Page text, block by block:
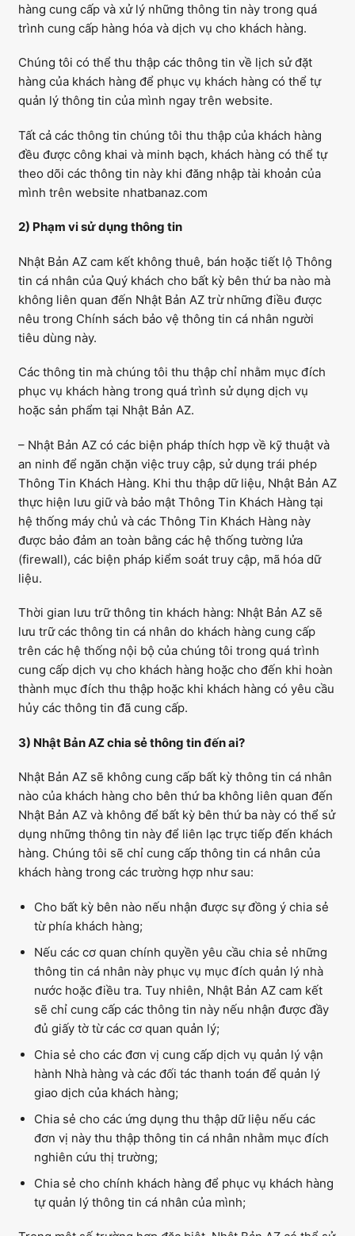
hàng cung cấp và xử lý những thông tin này trong quá
trình cung cấp hàng hóa và dịch vụ cho khách hàng.
Chúng tôi có thể thu thập các thông tin về lịch sử đặt
hàng của khách hàng để phục vụ khách hàng có thể tự
quản lý thông tin của mình ngay trên website.
Tất cả các thông tin chúng tôi thu thập của khách hàng
đều được công khai và minh bạch, khách hàng có thể tự
theo dõi các thông tin này khi đăng nhập tài khoản của
mình trên website nhatbanaz.com
2) Phạm vi sử dụng thông tin
Nhật Bản AZ cam kết không thuê, bán hoặc tiết lộ Thông
tin cá nhân của Quý khách cho bất kỳ bên thứ ba nào mà
không liên quan đến Nhật Bản AZ trừ những điều được
nêu trong Chính sách bảo vệ thông tin cá nhân người
tiêu dùng này.
Các thông tin mà chúng tôi thu thập chỉ nhằm mục đích
phục vụ khách hàng trong quá trình sử dụng dịch vụ
hoặc sản phẩm tại Nhật Bản AZ.
– Nhật Bản AZ có các biện pháp thích hợp về kỹ thuật và
an ninh để ngăn chặn việc truy cập, sử dụng trái phép
Thông Tin Khách Hàng. Khi thu thập dữ liệu, Nhật Bản AZ
thực hiện lưu giữ và bảo mật Thông Tin Khách Hàng tại
hệ thống máy chủ và các Thông Tin Khách Hàng này
được bảo đảm an toàn bằng các hệ thống tường lửa
(firewall), các biện pháp kiểm soát truy cập, mã hóa dữ
liệu.
Thời gian lưu trữ thông tin khách hàng: Nhật Bản AZ sẽ
lưu trữ các thông tin cá nhân do khách hàng cung cấp
trên các hệ thống nội bộ của chúng tôi trong quá trình
cung cấp dịch vụ cho khách hàng hoặc cho đến khi hoàn
thành mục đích thu thập hoặc khi khách hàng có yêu cầu
hủy các thông tin đã cung cấp.
3) Nhật Bản AZ chia sẻ thông tin đến ai?
Nhật Bản AZ sẽ không cung cấp bất kỳ thông tin cá nhân
nào của khách hàng cho bên thứ ba không liên quan đến
Nhật Bản AZ và không để bất kỳ bên thứ ba này có thể sử
dụng những thông tin này để liên lạc trực tiếp đến khách
hàng. Chúng tôi sẽ chỉ cung cấp thông tin cá nhân của
khách hàng trong các trường hợp như sau:
Cho bất kỳ bên nào nếu nhận được sự đồng ý chia sẻ
từ phía khách hàng;
Nếu các cơ quan chính quyền yêu cầu chia sẻ những
thông tin cá nhân này phục vụ mục đích quản lý nhà
nước hoặc điều tra. Tuy nhiên, Nhật Bản AZ cam kết
sẽ chỉ cung cấp các thông tin này nếu nhận được đầy
đủ giấy tờ từ các cơ quan quản lý;
Chia sẻ cho các đơn vị cung cấp dịch vụ quản lý vận
hành Nhà hàng và các đối tác thanh toán để quản lý
giao dịch của khách hàng;
Chia sẻ cho các ứng dụng thu thập dữ liệu nếu các
đơn vị này thu thập thông tin cá nhân nhằm mục đích
nghiên cứu thị trường;
Chia sẻ cho chính khách hàng để phục vụ khách hàng
tự quản lý thông tin cá nhân của mình;